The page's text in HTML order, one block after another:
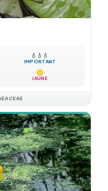
💧 💧 💧
IMPORTANT
JAUNE